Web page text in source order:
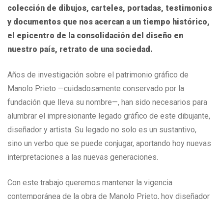
colección de dibujos, carteles, portadas, testimonios
y documentos que nos acercan a un tiempo histórico,
el epicentro de la consolidación del diseño en
nuestro país, retrato de una sociedad.
Años de investigación sobre el patrimonio gráfico de
Manolo Prieto —cuidadosamente conservado por la
fundación que lleva su nombre—, han sido necesarios para
alumbrar el impresionante legado gráfico de este dibujante,
diseñador y artista. Su legado no solo es un sustantivo,
sino un verbo que se puede conjugar, aportando hoy nuevas
interpretaciones a las nuevas generaciones.
Con este trabajo queremos mantener la vigencia
contemporánea de la obra de Manolo Prieto, hoy diseñador